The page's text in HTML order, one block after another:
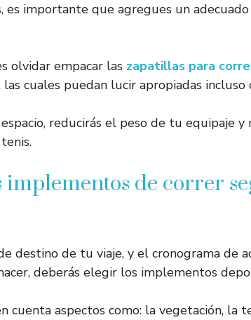
es importante que agregues un
olvidar empacar las zapatillas para
cuales puedan lucir apropiadas incluso
reducirás el peso de tu equipaje y
implementos de correr
destino de tu viaje, y el cronograma de
deberás elegir los implementos
cuenta aspectos como: la vegetación, la